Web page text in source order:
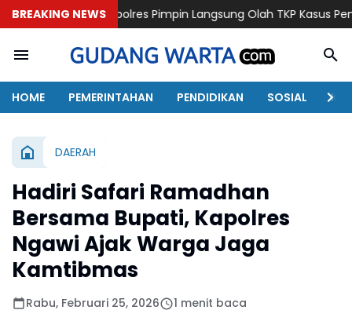
BREAKING NEWS
Kapolres Pimpin Langsung Olah TKP Kasus Penganiayaan
HOME PEMERINTAHAN PENDIDIKAN SOSIAL
DAERAH
Hadiri Safari Ramadhan
Bersama Bupati, Kapolres
Ngawi Ajak Warga Jaga
Kamtibmas
Rabu, Februari 25, 2026 1 menit baca